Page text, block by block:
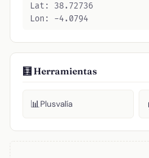
Lat: 38.72736
Lon: -4.0794
🧮 Herramientas
📊Plusvalía